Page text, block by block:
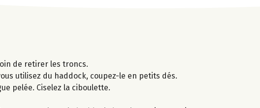
de retirer les troncs.
utilisez du haddock, coupez-le en petits dés.
pelée. Ciselez la ciboulette.